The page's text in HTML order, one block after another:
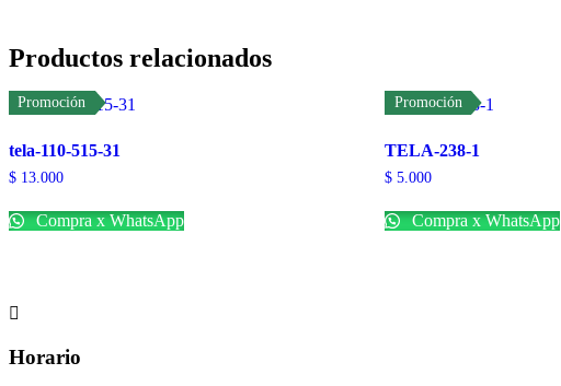
Productos relacionados
Promoción
tela-110-515-31
$ 13.000
Compra x WhatsApp
Promoción
TELA-238-1
$ 5.000
Compra x WhatsApp

Horario